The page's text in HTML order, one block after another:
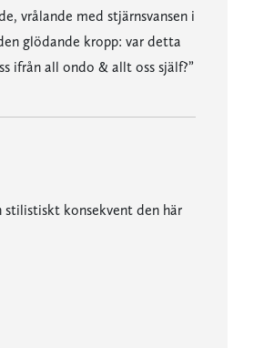
vrålande med stjärnsvansen i
glödande kropp: var detta
ifrån all ondo & allt oss själf?”
konsekvent den här